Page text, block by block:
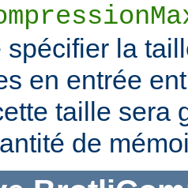
spécifier la
en entrée
taille sera
de